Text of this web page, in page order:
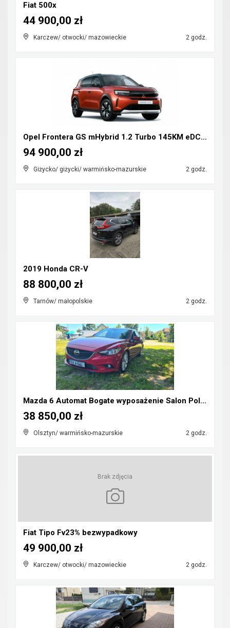
Fiat 500x
Karczew/ otwocki/ mazowieckie 2 godz.
44 900,00 zł
Opel Frontera GS mHybrid 1.2 Turbo 145KM eDCT6
Giżycko/ giżycki/ warmińsko-mazurskie 2 godz.
94 900,00 zł
2019 Honda CR-V
Tarnów/ małopolskie 2 godz.
88 800,00 zł
Mazda 6 Automat Bogate wyposażenie Salon Polska
Olsztyn/ warmińsko-mazurskie 2 godz.
38 850,00 zł
Brak zdjęcia
Fiat Tipo Fv23% bezwypadkowy
Karczew/ otwocki/ mazowieckie 2 godz.
49 900,00 zł